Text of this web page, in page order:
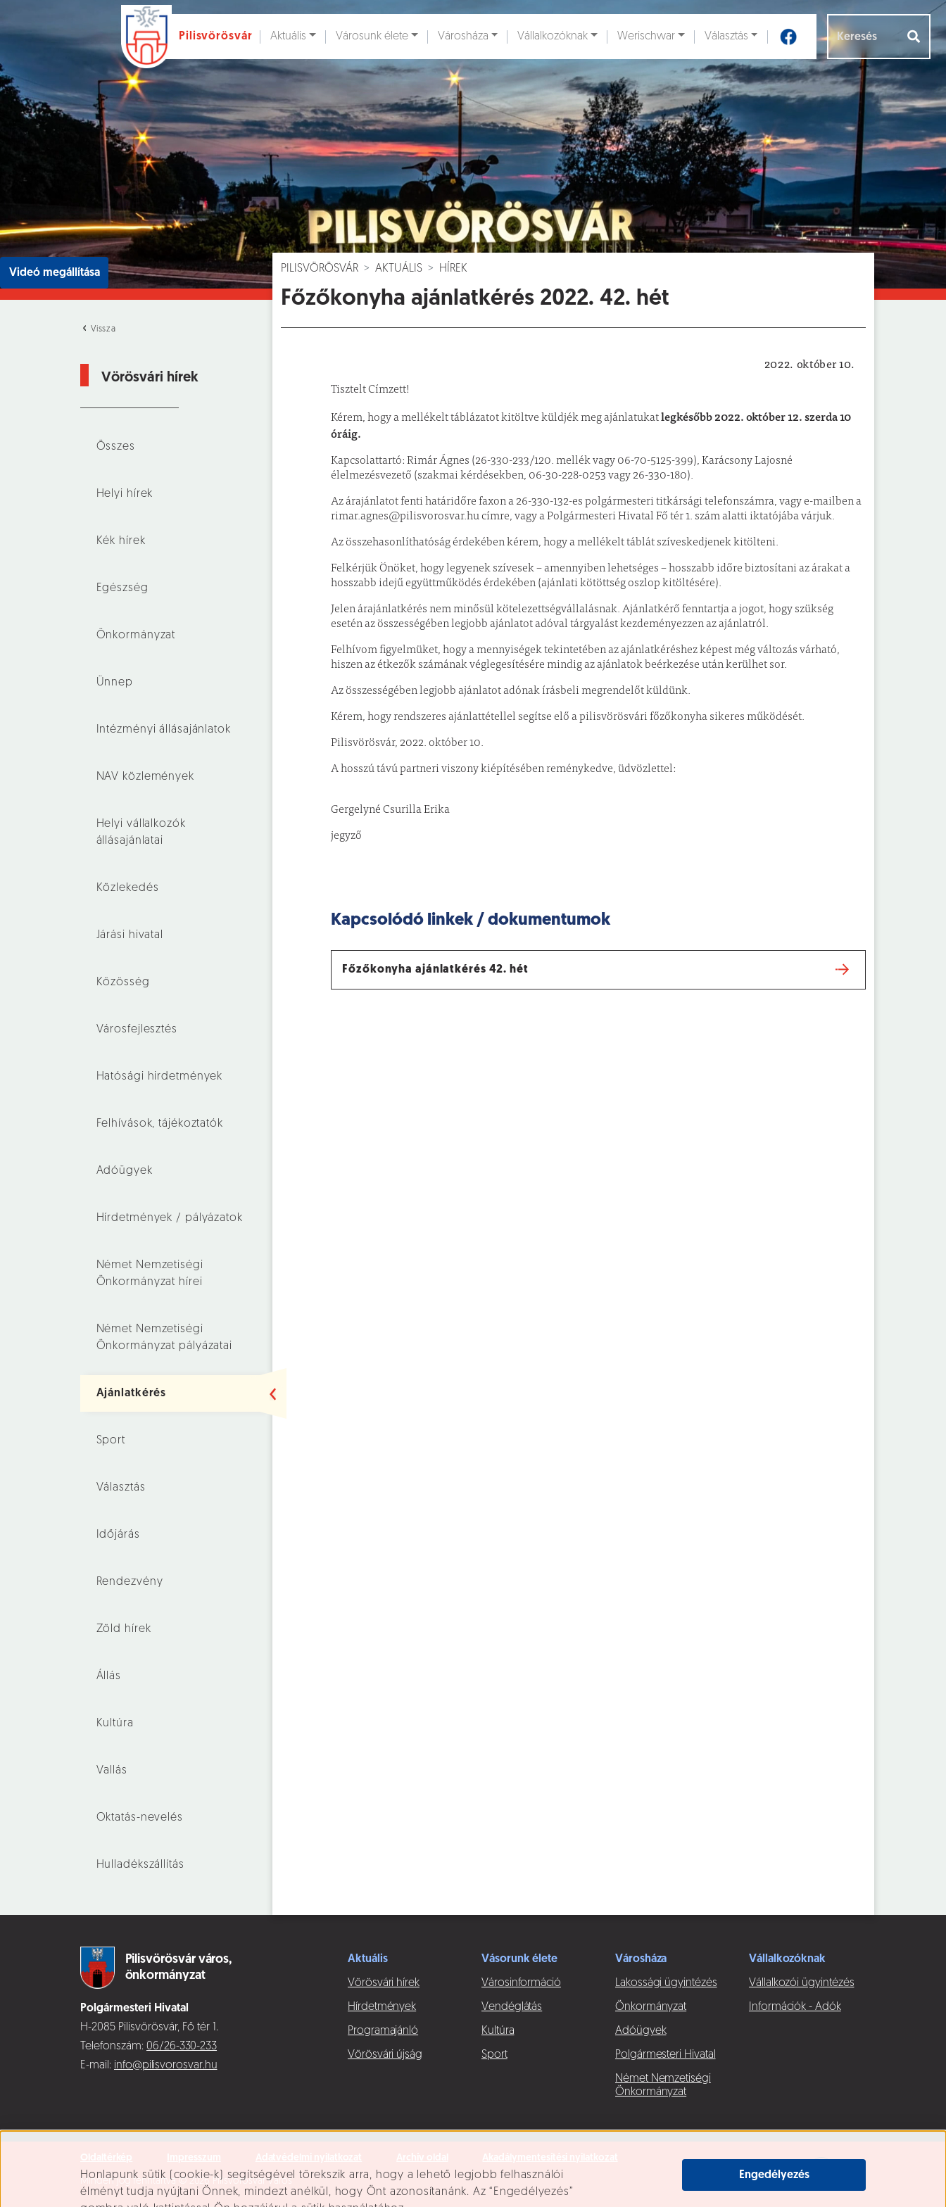
Süti beállítások
Honlapunk sütik (cookie-k) segítségével törekszik arra, hogy a lehető legjobb felhasználói
élményt tudja nyújtani Önnek, mindezt anélkül, hogy Önt azonosítanánk. Az “Engedélyezés”
Engedélyezés
Ugrás a fő tartalomhoz
Pilisvörösvár Aktuális Városunk élete Városháza Vállalkozóknak Werischwar Választás
Videó megállítása
Vissza
Vörösvári hírek
Összes
Helyi hírek
Kék hírek
Egészség
Önkormányzat
Ünnep
Intézményi állásajánlatok
NAV közlemények
Helyi vállalkozók
állásajánlatai
Közlekedés
Járási hivatal
Közösség
Városfejlesztés
Hatósági hirdetmények
Felhívások, tájékoztatók
Adóügyek
Hírdetmények / pályázatok
Német Nemzetiségi
Önkormányzat hírei
Német Nemzetiségi
Önkormányzat pályázatai
Ajánlatkérés
Sport
Választás
Időjárás
Rendezvény
Zöld hírek
Állás
Kultúra
Vallás
Oktatás-nevelés
Hulladékszállítás
PILISVÖRÖSVÁR AKTUÁLIS HÍREK
Főzőkonyha ajánlatkérés 2022. 42. hét
Ajánlatkérés
2022. október 10.
Tisztelt Címzett!
Kérem, hogy a mellékelt táblázatot kitöltve küldjék meg ajánlatukatlegkésőbb 2022. október 12. szerda 10
óráig.
Kapcsolattartó: Rimár Ágnes (26-330-233/120. mellék vagy 06-70-5125-399), Karácsony Lajosné
élelmezésvezető (szakmai kérdésekben, 06-30-228-0253 vagy 26-330-180).
Az árajánlatot fenti határidőre faxon a 26-330-132-es polgármesteri titkársági telefonszámra, vagy e-mailben a
rimar.agnes@pilisvorosvar.hu címre, vagy a Polgármesteri Hivatal Fő tér 1. szám alatti iktatójába várjuk.
Az összehasonlíthatóság érdekében kérem, hogy a mellékelt táblát szíveskedjenek kitölteni.
Felkérjük Önöket, hogy legyenek szívesek – amennyiben lehetséges – hosszabb időre biztosítani az árakat a
hosszabb idejű együttműködés érdekében (ajánlati kötöttség oszlop kitöltésére).
Jelen árajánlatkérés nem minősül kötelezettségvállalásnak. Ajánlatkérő fenntartja a jogot, hogy szükség
esetén az összességében legjobb ajánlatot adóval tárgyalást kezdeményezzen az ajánlatról.
Felhívom figyelmüket, hogy a mennyiségek tekintetében az ajánlatkéréshez képest még változás várható,
hiszen az étkezők számának véglegesítésére mindig az ajánlatok beérkezése után kerülhet sor.
Az összességében legjobb ajánlatot adónak írásbeli megrendelőt küldünk.
Kérem, hogy rendszeres ajánlattétellel segítse elő a pilisvörösvári főzőkonyha sikeres működését.
Pilisvörösvár, 2022. október 10.
A hosszú távú partneri viszony kiépítésében reménykedve, üdvözlettel:
Gergelyné Csurilla Erika
jegyző
Kapcsolódó linkek / dokumentumok
Főzőkonyha ajánlatkérés 42. hét
Pilisvörösvár város,
önkormányzat
Polgármesteri Hivatal
H-2085 Pilisvörösvár, Fő tér 1.
Telefonszám: 06/26-330-233
E-mail: info@pilisvorosvar.hu
Aktuális
Vörösvári hírek
Hírdetmények
Programajánló
Vörösvári újság
Vásorunk élete
Városinformáció
Vendéglátás
Kultúra
Sport
Városháza
Lakossági ügyintézés
Önkormányzat
Adóügyek
Polgármesteri Hivatal
Német Nemzetiségi
Önkormányzat
Vállalkozóknak
Vállalkozói ügyintézés
Információk - Adók
Minden jog fenntartva © 2026 Pilisvörösvár Város
Hírek [] Események [] Dokumentumok [ Aloldalak [ ]